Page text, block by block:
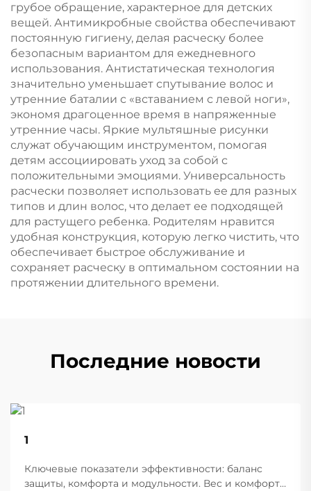
грубое обращение, характерное для детских
вещей. Антимикробные свойства обеспечивают
постоянную гигиену, делая расческу более
безопасным вариантом для ежедневного
использования. Антистатическая технология
значительно уменьшает спутывание волос и
утренние баталии с «вставанием с левой ноги»,
экономя драгоценное время в напряженные
утренние часы. Яркие мультяшные рисунки
служат обучающим инструментом, помогая
детям ассоциировать уход за собой с
положительными эмоциями. Универсальность
расчески позволяет использовать ее для разных
типов и длин волос, что делает ее подходящей
для растущего ребенка. Родителям нравится
удобная конструкция, которую легко чистить, что
обеспечивает быстрое обслуживание и
сохраняет расческу в оптимальном состоянии на
протяжении длительного времени.
Последние новости
1
Ключевые показатели эффективности: баланс
защиты, комфорта и модульности. Вес и комфорт